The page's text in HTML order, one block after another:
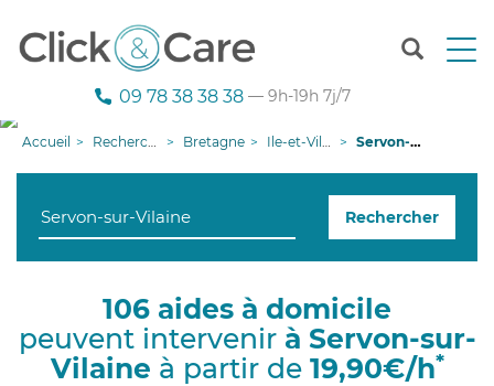
T
n
g
i
09 78 38 38 38 — 9h-19h 7j/7
Accueil Recherche aide à domicile Bretagne Ile-et-Vilaine Servon-sur-Vilaine
Rechercher
106 aides à domicile
peuvent intervenir à Servon-sur-
Vilaine à partir de 19,90€/h*